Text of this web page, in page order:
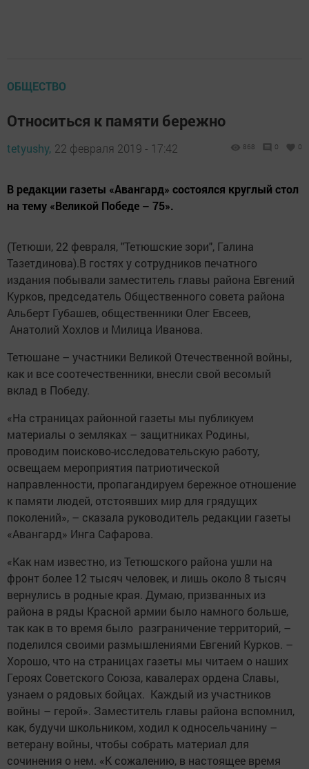
ОБЩЕСТВО
Относиться к памяти бережно
tetyushy, 22 февраля 2019 - 17:42 868 0 0
В редакции газеты «Авангард» состоялся круглый стол
на тему «Великой Победе – 75».
(Тетюши, 22 февраля, "Тетюшские зори", Галина
Тазетдинова).В гостях у сотрудников печатного
издания побывали замес­титель главы района Евгений
Курков, председатель Общес­твенного совета района
Альберт Губашев, общественники Олег Евсеев,
Анатолий Хохлов и Милица Иванова.
Тетюшане – участники Великой Отечественной войны,
как и все соотечественники, внесли свой весомый
вклад в Победу.
«На страницах районной газеты мы публикуем
материалы о земляках – защитниках Родины,
проводим поисково-исследовательскую работу,
освещаем мероприятия патриотичес­кой
направленности, пропагандируем бережное отношение
к памяти людей, отстоявших мир для грядущих
поколений», – сказала руководитель редакции газеты
«Авангард» Инга ­Сафарова.
«Как нам известно, из Тетюшского района ушли на
фронт более 12 тысяч человек, и лишь около 8 тысяч
вернулись в родные края. Думаю, призванных из
района в ряды Красной армии было намного больше,
так как в то время было разграничение территорий, –
поделился своими размышлениями Евгений Курков. –
Хорошо, что на страницах газеты мы читаем о наших
Героях Советского Союза, кавалерах ордена Славы,
узнаем о рядовых бойцах. Каждый из участников
войны – герой». Заместитель главы района вспомнил,
как, будучи школьником, ходил к односельчанину –
ветерану войны, чтобы собрать материал для
сочинения о нем. «К сожалению, в настоящее время